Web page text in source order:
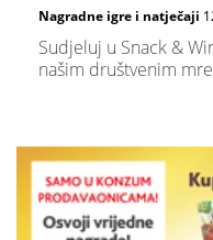
Nagradne igre i natječaji
Sudjeluj u Snack &
našim društvenim